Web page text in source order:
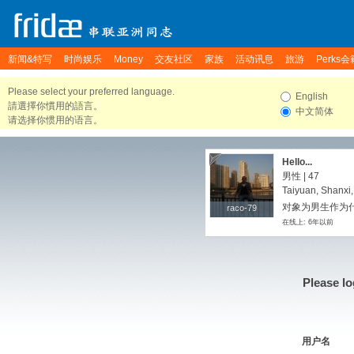
新闻&特写 时尚娱乐 Money 交友社区 家族 活动讯息 旅游 Perks会
Please select your preferred language.
請選擇你慣用的語言。
请选择你惯用的语言。
English
中文简体
raco-79
raco-79
Hello...
男性 | 47
Taiyuan,
对象为男生作为
在线上: 6年以前
Please
用户名